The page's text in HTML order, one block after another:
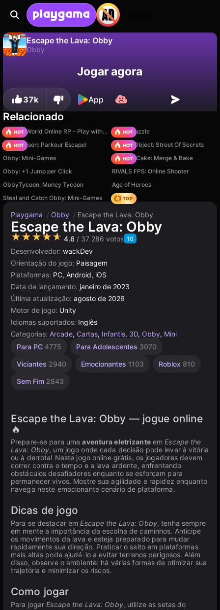
Escape the Lava: Obby
Obby
Salve o progresso!Jogar agora
37k App
Relacionado
Sprunki World Online RP - Play with Friends!
Arrow Puzzle
Barry Prison: Parkour Escape!
Hidden Object: Street Of Secrets
Obby: Mini-Games
Piece of Cake: Merge & Bake
Obby: +1 Jump per Click
RIVALS FPS: Online Shooter
ObbyTycoon: Money Tycoon
Age of Heroes
Steal and Catch Obby: Mini-Games
Hedgies
Playgama / Obby / Escape the Lava: Obby
Escape the Lava: Obby
★★★★★ 4.6 / 37 286 votos 10
Desenvolvedor: wackDev
Orientação do jogo: Paisagem
Plataformas: PC, Android, iOS
Data de lançamento: janeiro de 2023
Última atualização: agosto de 2026
Motor de jogo: Unity
Idiomas suportados: Inglês
Categorias: Arcade, Cartas, Infantis, 3D, Obby, Mini
Para PC 4775 Para Adolescentes 3070
Viciantes 2940 Emocionantes 1103 Roblox 810
Sem Fim 2843
Salto
Velocidade
Desafios
Agilidade
Mesa e
5165
De 1
4152
Alta
3565
Infantis
Pixel
Navegador
Unity
3171
67
71
Escape the Lava: Obby — jogue online
🔥
Prepare-se para umaaventura eletrizanteem Escape the
Lava: Obby, um jogo onde cada decisão pode levar à vitória
ou à derrota! Neste jogo online grátis, os jogadores devem
correr contra o tempo e a lava ardente, enfrentando
obstáculos desafiadores enquanto se esforçam para
permanecer vivos. Mostre sua agilidade e rapidez enquanto
navega neste emocionante cenário de plataforma.
Dicas de jogo
Para se destacar em Escape the Lava: Obby, tenha sempre
em mente a importância da escolha de caminhos. Anticipe
os movimentos da lava e esteja preparado para mudar
rapidamente sua direção. Praticar o salto em plataformas
mais altas pode ajudá-lo a evitar terrenos perigosos. Além
disso, observe o ambiente: há várias formas de otimizar sua
trajetória e minimizar os riscos.
Como jogar
Para jogar Escape the Lava: Obby, utilize as setas do